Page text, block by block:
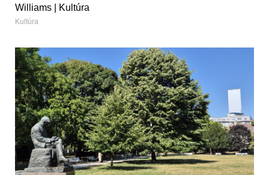
Williams | Kultúra
Kultúra